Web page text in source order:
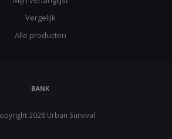
Vergelijk
Alle producten
2026 Urban Survival